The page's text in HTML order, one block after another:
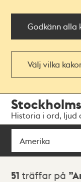
Godkänn alla
Välj vilka
navigationen
huvudinnehållet
Historia i ord, ljud
Sök
Sökresultat
51 träffar på